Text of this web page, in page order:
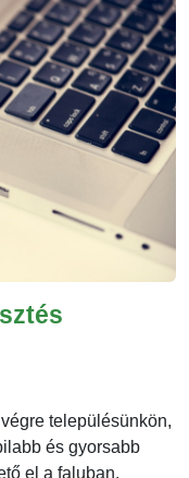
településünkön,
és gyorsabb
el a faluban.